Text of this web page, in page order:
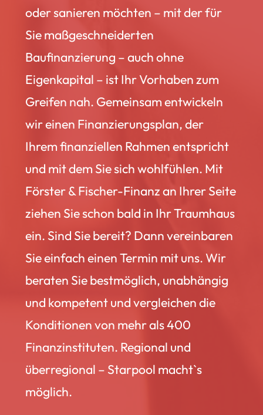
oder sanieren möchten – mit der für
Sie maßgeschneiderten
Baufinanzierung – auch ohne
Eigenkapital – ist Ihr Vorhaben zum
Greifen nah. Gemeinsam entwickeln
wir einen Finanzierungsplan, der
Ihrem finanziellen Rahmen entspricht
und mit dem Sie sich wohlfühlen. Mit
Förster & Fischer-Finanz an Ihrer Seite
ziehen Sie schon bald in Ihr Traumhaus
ein. Sind Sie bereit? Dann vereinbaren
Sie einfach einen Termin mit uns. Wir
beraten Sie bestmöglich, unabhängig
und kompetent und vergleichen die
Konditionen von mehr als 400
Finanzinstituten. Regional und
überregional – Starpool macht`s
möglich.